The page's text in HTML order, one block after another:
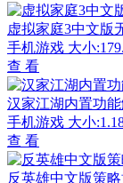
虚拟家庭3中文版
手机游戏 大小
查 看
汉家江湖内置功
手机游戏 大小
查 看
反英雄中文版策